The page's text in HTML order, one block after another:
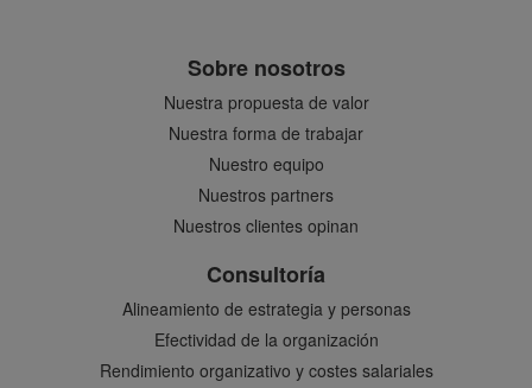
Sobre nosotros
Nuestra propuesta de valor
Nuestra forma de trabajar
Nuestro equipo
Nuestros partners
Nuestros clientes opinan
Consultoría
Alineamiento de estrategia y personas
Efectividad de la organización
Rendimiento organizativo y costes salariales